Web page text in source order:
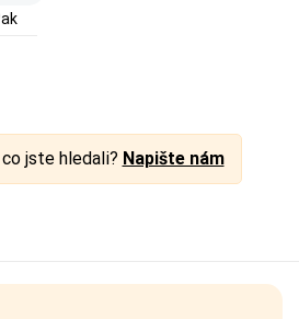
jste hledali? Napište nám